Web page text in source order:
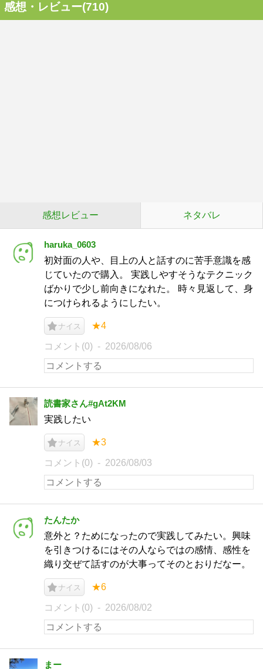
感想・レビュー(710)
感想レビュー ネタバレ
haruka_0603
初対面の人や、目上の人と話すのに苦手意識を感
じていたので購入。 実践しやすそうなテクニック
ばかりで少し前向きになれた。 時々見返して、身
につけられるようにしたい。
ナイス ★4
コメント(0) 2026/08/06
読書家さん#gAt2KM
実践したい
ナイス ★3
コメント(0) 2026/08/03
たんたか
意外と？ためになったので実践してみたい。興味
を引きつけるにはその人ならではの感情、感性を
織り交ぜて話すのが大事ってそのとおりだなー。
ナイス ★6
コメント(0) 2026/08/02
まー